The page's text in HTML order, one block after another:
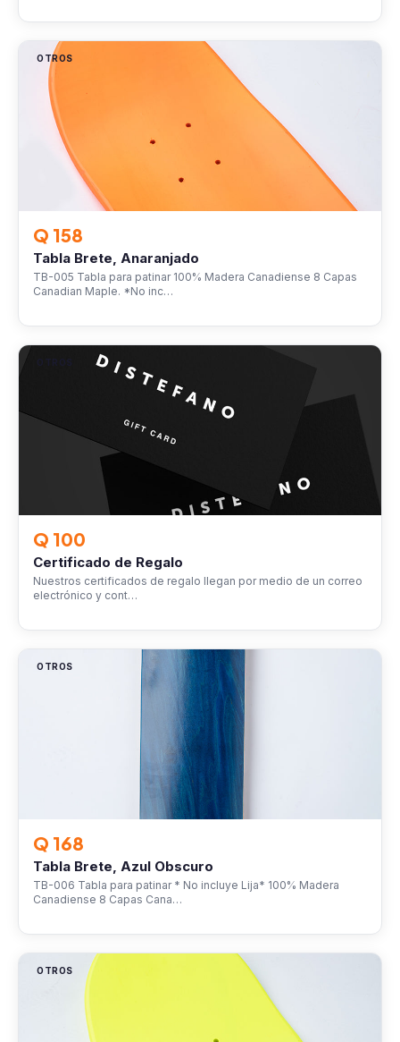
OTROS
Q 158
Tabla Brete, Anaranjado
TB-005 Tabla para patinar 100% Madera Canadiense 8 Capas
Canadian Maple. *No inc…
OTROS
Q 100
Certificado de Regalo
Nuestros certificados de regalo llegan por medio de un correo
electrónico y cont…
OTROS
Q 168
Tabla Brete, Azul Obscuro
TB-006 Tabla para patinar * No incluye Lija* 100% Madera
Canadiense 8 Capas Cana…
OTROS